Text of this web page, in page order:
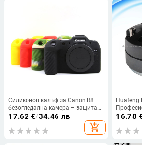
Силиконов калъф за Canon R8
безогледална камера – защита
от износване и удари (модел R8)
17.62 €/34.46 лв
add_shopping_cart
Huafeng
драйвер
корпус:
16.78 €